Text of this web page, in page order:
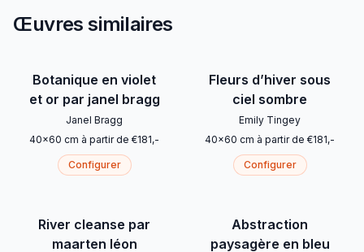
Œuvres similaires
Botanique en violet
et or par janel bragg
Janel Bragg
40x60 cm à partir de €181,-
Configurer
Fleurs d’hiver sous
ciel sombre
Emily Tingey
40x60 cm à partir de €181,-
Configurer
River cleanse par
maarten léon
Abstraction
paysagère en bleu